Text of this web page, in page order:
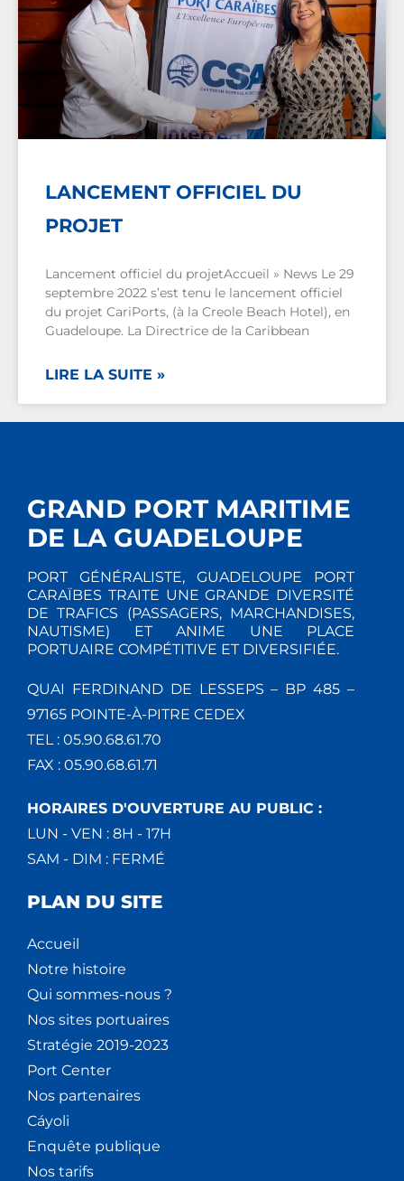
LANCEMENT OFFICIEL DU
PROJET
Lancement officiel du projetAccueil » News Le 29
septembre 2022 s’est tenu le lancement officiel
du projet CariPorts, (à la Creole Beach Hotel), en
Guadeloupe. La Directrice de la Caribbean
LIRE LA SUITE »
GRAND PORT MARITIME
DE LA GUADELOUPE
PORT GÉNÉRALISTE, GUADELOUPE PORT
CARAÏBES TRAITE UNE GRANDE DIVERSITÉ
DE TRAFICS (PASSAGERS, MARCHANDISES,
NAUTISME) ET ANIME UNE PLACE
PORTUAIRE COMPÉTITIVE ET DIVERSIFIÉE.
QUAI FERDINAND DE LESSEPS – BP 485 –
97165 POINTE-À-PITRE CEDEX
TEL : 05.90.68.61.70
FAX : 05.90.68.61.71
HORAIRES D'OUVERTURE AU PUBLIC :
LUN - VEN : 8H - 17H
SAM - DIM : FERMÉ
PLAN DU SITE
Accueil
Notre histoire
Qui sommes-nous ?
Nos sites portuaires
Stratégie 2019-2023
Port Center
Nos partenaires
Cáyoli
Enquête publique
Nos tarifs